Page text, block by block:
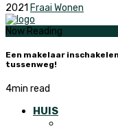
2021 Fraai Wonen
Now Reading
Een makelaar
tussenweg!
4min read
HUIS